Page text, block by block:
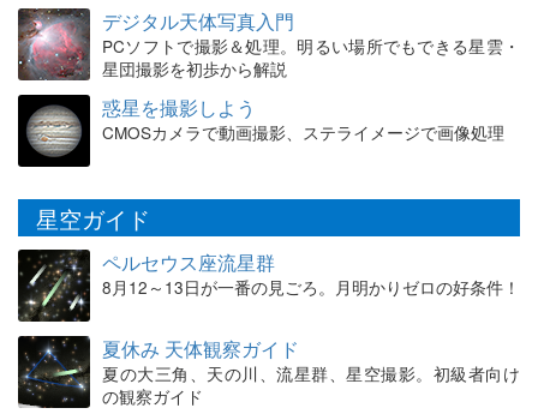
デジタル天体写真入門
PCソフトで撮影＆処理。明るい場所でもできる星雲・
星団撮影を初歩から解説
惑星を撮影しよう
CMOSカメラで動画撮影、ステライメージで画像処理
星空ガイド
ペルセウス座流星群
8月12～13日が一番の見ごろ。月明かりゼロの好条件！
夏休み 天体観察ガイド
夏の大三角、天の川、流星群、星空撮影。初級者向け
の観察ガイド